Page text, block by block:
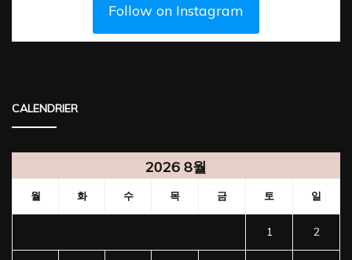
Follow on Instagram
CALENDRIER
2026 8월
월 화 수 목 금 토 일
1 2